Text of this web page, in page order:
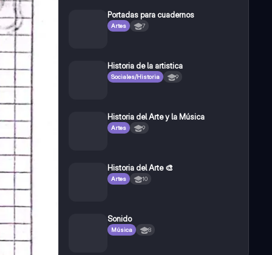
Portadas para cuadernos
Artes 7
Historia de la artistica
Sociales/Historia 9
Historia del Arte y la Música
Artes 9
Historia del Arte 🎨
Artes 10
Sonido
Música 8